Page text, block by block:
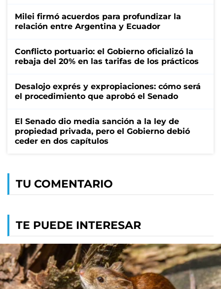
Milei firmó acuerdos para profundizar la
relación entre Argentina y Ecuador
Conflicto portuario: el Gobierno oficializó la
rebaja del 20% en las tarifas de los prácticos
Desalojo exprés y expropiaciones: cómo será
el procedimiento que aprobó el Senado
El Senado dio media sanción a la ley de
propiedad privada, pero el Gobierno debió
ceder en dos capítulos
TU COMENTARIO
TE PUEDE INTERESAR